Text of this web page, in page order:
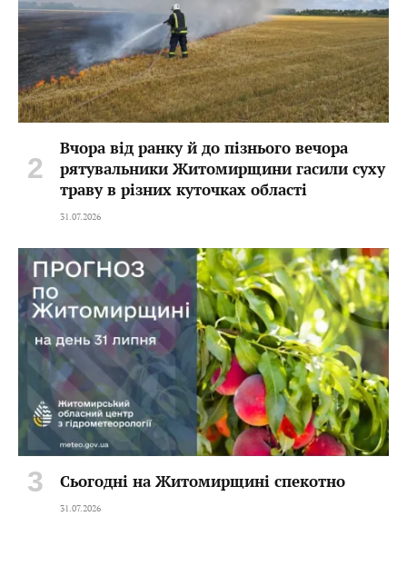
Вчора від ранку й до пізнього вечора
рятувальники Житомирщини гасили суху
траву в різних куточках області
31.07.2026
Сьогодні на Житомирщині спекотно
31.07.2026